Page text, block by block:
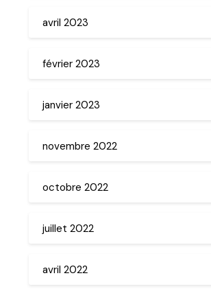
avril 2023
février 2023
janvier 2023
novembre 2022
octobre 2022
juillet 2022
avril 2022